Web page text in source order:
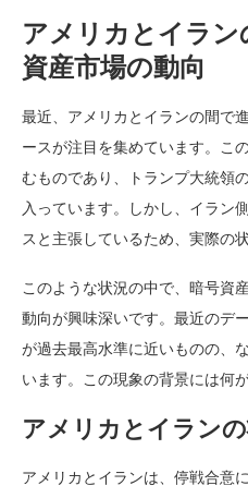
アメリカとイラン
資産市場の動向
最近、アメリカとイランの間で
ースが注目を集めています。こ
むものであり、トランプ大統領
入っています。しかし、イラン
スと主張しているため、実際の
このような状況の中で、暗号資
動向が興味深いです。最近のデ
が過去最高水準に近いものの、
います。この現象の背景には何
アメリカとイラン
アメリカとイランは、停戦合意